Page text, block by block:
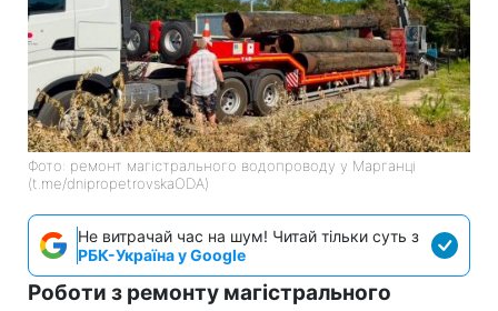
Фото: ремонт магістрального водопроводу у Марганці
(t.me/dnipropetrovskaODA)
Не витрачай час на шум! Читай тільки суть з
РБК-Україна у Google
Роботи з ремонту магістрального